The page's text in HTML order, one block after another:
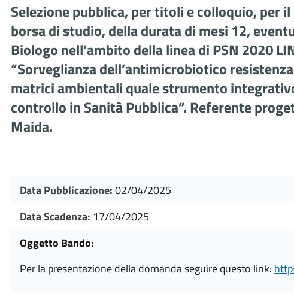
Selezione pubblica, per titoli e colloquio, per
borsa di studio, della durata di mesi 12,
Biologo nell’ambito della linea di PSN 2020
“Sorveglianza dell’antimicrobiotico
matrici ambientali quale strumento
controllo in Sanità Pubblica”. Referente
Maida.
Data Pubblicazione:02/04/2025
Data Scadenza: 17/04/2025
Oggetto Bando:
per la presentazione della domanda seguire questo link: